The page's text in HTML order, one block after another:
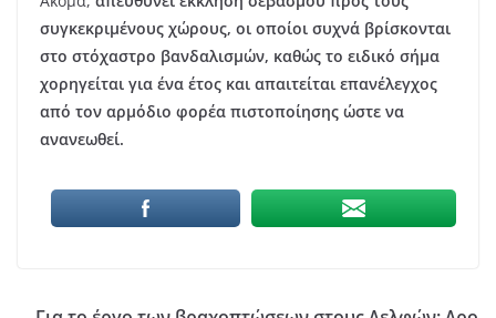
συγκεκριμένους χώρους, οι οποίοι συχνά βρίσκονται
στο στόχαστρο βανδαλισμών, καθώς το ειδικό σήμα
χορηγείται για ένα έτος και απαιτείται επανέλεγχος
από τον αρμόδιο φορέα πιστοποίησης ώστε να
ανανεωθεί.